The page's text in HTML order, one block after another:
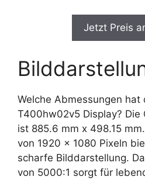
Jetzt Preis
Welche Abmessungen hat
T400hw02v5 Display? Die
ist 885.6 mm x 498.15
von 1920 x 1080 Pixeln
scharfe Bilddarstellung.
von 5000:1 sorgt für